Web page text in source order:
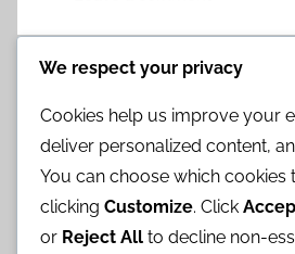
Read more
Posts
pagination
1 2
Next
Posts
»
Categorías
We respect your privacy
Cookies help us improve your
deliver personalized content,
You can choose which cookies
clicking Customize. Click
or Reject All to decline non-